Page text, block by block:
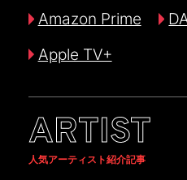
Amazon Prime
Apple TV+
ARTIST
人気アーティスト紹介記事